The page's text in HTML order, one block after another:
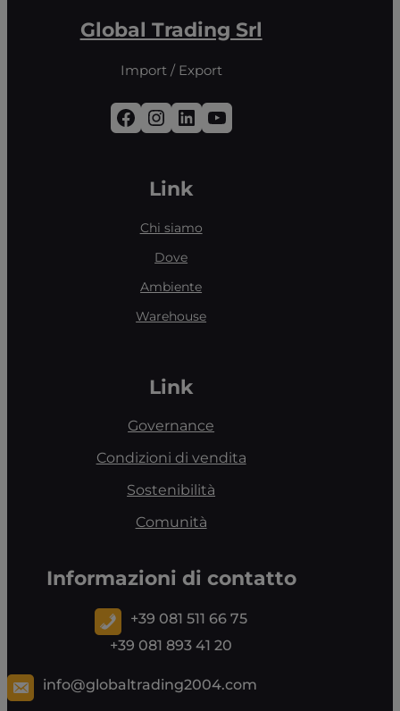
Global Trading Srl
Import / Export
Facebook Instagram LinkedIn YouTube
Link
Chi siamo
Dove
Ambiente
Warehouse
Link
Governance
Condizioni di vendita
Sostenibilità
Comunità
Informazioni di contatto
+39 081 511 66 75
+39 081 893 41 20
info@globaltrading2004.com